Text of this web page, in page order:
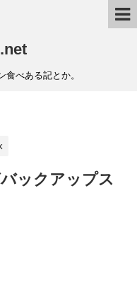
食べある記とか。
ックアップス